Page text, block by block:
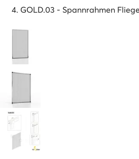
GOLD.03 - Spannrahmen